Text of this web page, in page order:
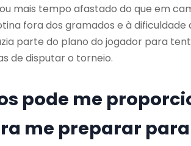
mais tempo afastado do que em
fora dos gramados e à dificuldade
parte do plano do jogador para
de disputar o torneio.
pode me
me preparar